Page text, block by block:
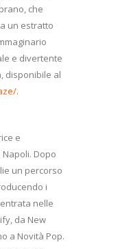
che
un estratto
e divertente
disponibile al
.
e
Dopo
un percorso
i
nelle
da New
a Novità Pop.